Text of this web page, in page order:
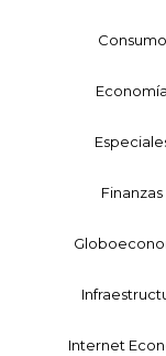
Consumo
Economía
Finanzas
Internet